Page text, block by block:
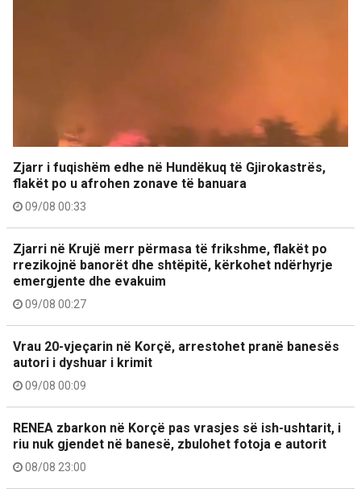
Zjarr i fuqishëm edhe në Hundëkuq të Gjirokastrës,
flakët po u afrohen zonave të banuara
09/08 00:33
Zjarri në Krujë merr përmasa të frikshme, flakët po
rrezikojnë banorët dhe shtëpitë, kërkohet ndërhyrje
emergjente dhe evakuim
09/08 00:27
Vrau 20-vjeçarin në Korçë, arrestohet pranë banesës
autori i dyshuar i krimit
09/08 00:09
RENEA zbarkon në Korçë pas vrasjes së ish-ushtarit, i
riu nuk gjendet në banesë, zbulohet fotoja e autorit
08/08 23:00